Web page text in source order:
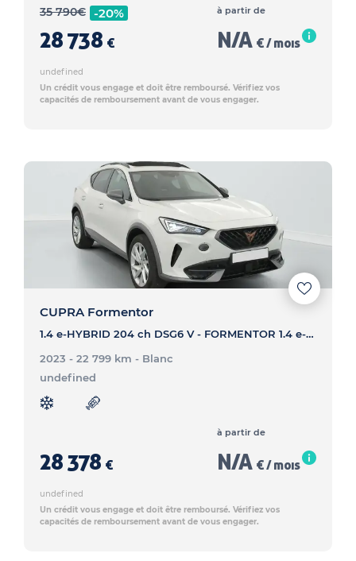
35 790€ -20%
28 738 €
à partir de
N/A € / mois
undefined
Un crédit vous engage et doit être remboursé. Vérifiez vos
capacités de remboursement avant de vous engager.
CUPRA Formentor
1.4 e-HYBRID 204 ch DSG6 V - FORMENTOR 1.4 e-HYBRID 204 ch DSG6 V
2023 - 22 799 km - Blanc
undefined
28 378 €
à partir de
N/A € / mois
undefined
Un crédit vous engage et doit être remboursé. Vérifiez vos
capacités de remboursement avant de vous engager.